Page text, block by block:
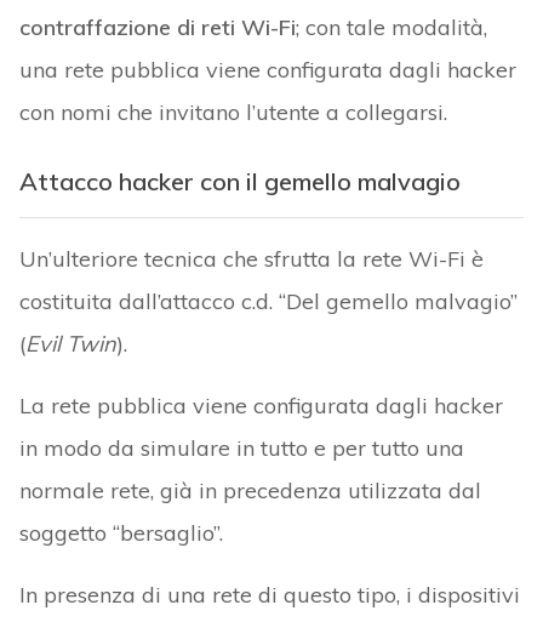
contraffazione di reti Wi-Fi; con tale modalità,
una rete pubblica viene configurata dagli hacker
con nomi che invitano l’utente a collegarsi.
Attacco hacker con il gemello malvagio
Un’ulteriore tecnica che sfrutta la rete Wi-Fi è
costituita dall’attacco c.d. “Del gemello malvagio”
(Evil Twin).
La rete pubblica viene configurata dagli hacker
in modo da simulare in tutto e per tutto una
normale rete, già in precedenza utilizzata dal
soggetto “bersaglio”.
In presenza di una rete di questo tipo, i dispositivi